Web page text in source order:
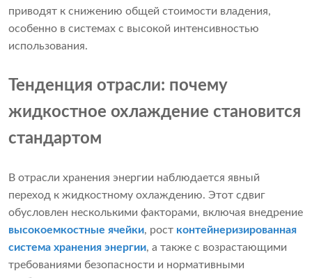
приводят к снижению общей стоимости владения,
особенно в системах с высокой интенсивностью
использования.
Тенденция отрасли: почему
жидкостное охлаждение становится
стандартом
В отрасли хранения энергии наблюдается явный
переход к жидкостному охлаждению. Этот сдвиг
обусловлен несколькими факторами, включая внедрение
высокоемкостные ячейки, рост контейнеризированная
система хранения энергии, а также с возрастающими
требованиями безопасности и нормативными